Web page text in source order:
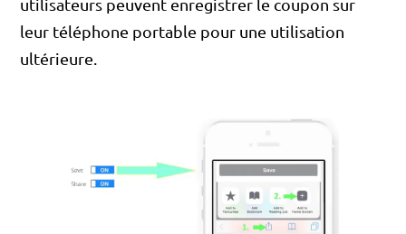
utilisateurs peuvent enregistrer le coupon sur
leur téléphone portable pour une utilisation
ultérieure.